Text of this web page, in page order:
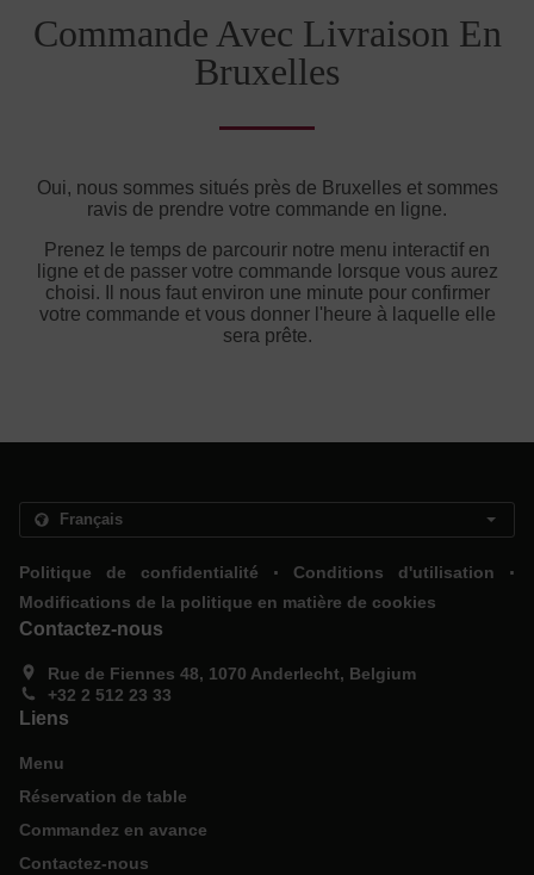
Commande Avec Livraison En
Bruxelles
Oui, nous sommes situés près de Bruxelles et sommes
ravis de prendre votre commande en ligne.
Prenez le temps de parcourir notre menu interactif en
ligne et de passer votre commande lorsque vous aurez
choisi. Il nous faut environ une minute pour confirmer
votre commande et vous donner l'heure à laquelle elle
sera prête.
Politique de confidentialité . Conditions d'utilisation .
Modifications de la politique en matière de cookies
Contactez-nous
Rue de Fiennes 48, 1070 Anderlecht, Belgium
+32 2 512 23 33
Liens
Menu
Réservation de table
Commandez en avance
Contactez-nous